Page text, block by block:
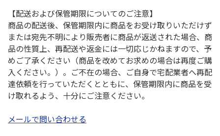
【配送および保管期限についてのご注意】
商品の配送後、保管期限内に商品をお受け取りいただけず
または宛先不明により販売者に商品が返送された場合、商
品の性質上、再配送や返金には一切応じかねますので、予
めご了承ください（商品を改めてお求めの場合は再度ご購
入ください。）。ご不在の場合、ご自身で宅配業者へ再配
達依頼を行っていただくとともに、保管期限内に商品を受
け取れるよう、十分にご注意ください。
メールで問い合わせる